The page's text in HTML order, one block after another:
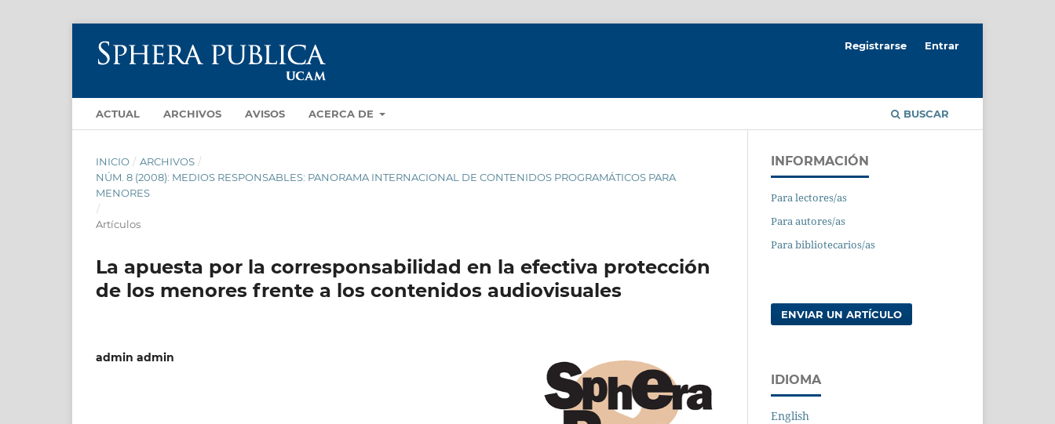
ACTUAL ARCHIVOS AVISOS ACERCA DE BUSCAR
Registrarse Entrar
INICIO / ARCHIVOS /
NÚM. 8 (2008): MEDIOS RESPONSABLES: PANORAMA INTERNACIONAL DE CONTENIDOS PROGRAMÁTICOS PARA
MENORES
/
Artículos
La apuesta por la corresponsabilidad en la efectiva protección
de los menores frente a los contenidos audiovisuales
admin admin
INFORMACIÓN
Para lectores/as
Para autores/as
Para bibliotecarios/as
ENVIAR UN ARTÍCULO
IDIOMA
English